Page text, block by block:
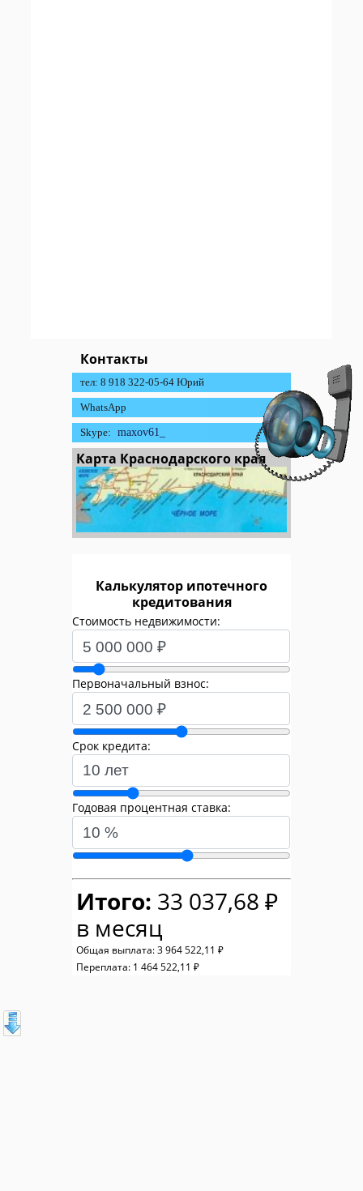
Контакты
тел: 8 918 322-05-64 Юрий
WhatsApp
Skype: maxov61_
Карта Краснодарского края
Калькулятор ипотечного
кредитования
Стоимость недвижимости:
Первоначальный взнос:
Срок кредита:
Годовая процентная ставка:
Итого: 33 037,68 ₽
в месяц
Общая выплата: 3 964 522,11 ₽
Переплата: 1 464 522,11 ₽